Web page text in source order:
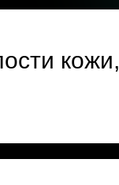
кожи,